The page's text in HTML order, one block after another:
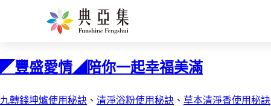
九轉錢坤爐使用秘訣
◤豐盛愛情◢陪你一起幸福美滿
九轉錢坤爐使用秘訣 、 清淨浴粉使用秘訣 、 草本清淨香使用秘訣